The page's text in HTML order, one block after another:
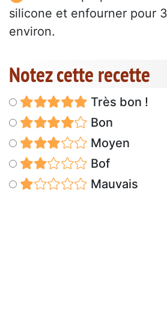
silicone et enfourner pour
environ.
Notez cette recette
Très bon !
Bon
Moyen
Bof
Mauvais